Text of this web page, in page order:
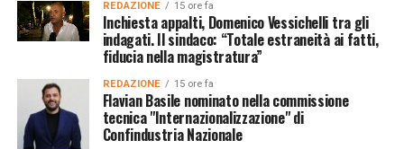
REDAZIONE 15 ore fa
Inchiesta appalti, Domenico Vessichelli tra gli
indagati. Il sindaco: “Totale estraneità ai fatti,
fiducia nella magistratura”
REDAZIONE 15 ore fa
Flavian Basile nominato nella commissione
tecnica "Internazionalizzazione" di
Confindustria Nazionale